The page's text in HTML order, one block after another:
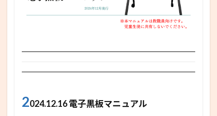
2024.12.16 電子黒板マニュアル